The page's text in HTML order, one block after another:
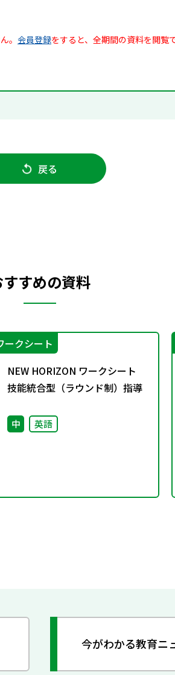
。 会員登録をすると、全期間の資料を閲覧
戻る
すすめの資料
ークシート
NEW HORIZON ワークシート
技能統合型（ラウンド制）指導
中 英語
今がわかる教育ニ